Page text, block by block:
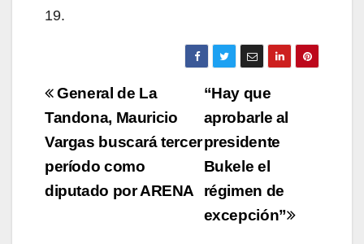
19.
Navegación
de
entradas
“Hay que
aprobarle al
presidente
Bukele el
régimen de
excepción”
General de La
Tandona, Mauricio
Vargas buscará tercer
período como
diputado por ARENA